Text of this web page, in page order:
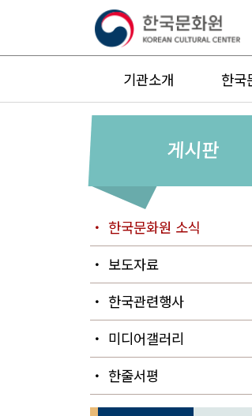
기관소개 한국
게시판
・ 한국문화원 소식
・ 보도자료
・ 한국관련행사
・ 미디어갤러리
・ 한줄서평